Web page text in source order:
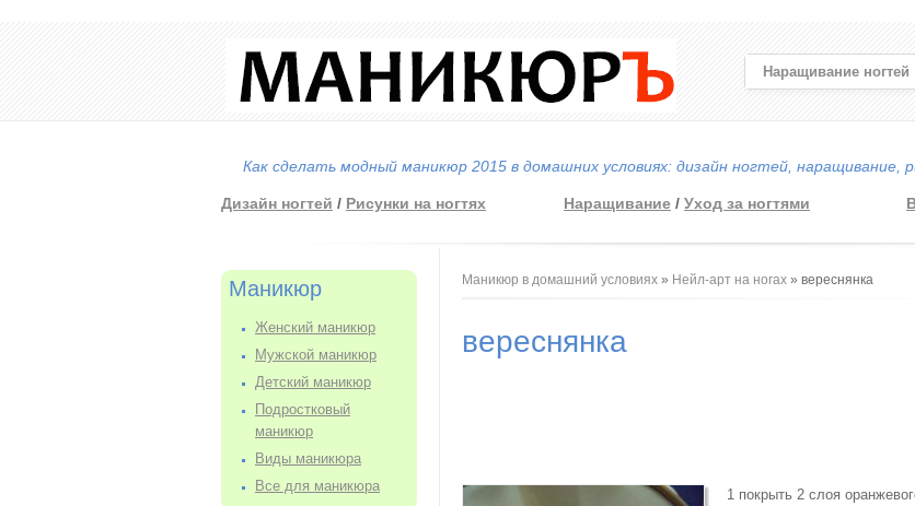
Как сделать модный маникюр 2015 в домашних условиях: дизайн ногтей, наращивание,
Наращивание ногтей
Дизайн ногтей / Рисунки на ногтях Наращивание /Уход за ногтями
Маникюр
Женский маникюр
Мужской маникюр
Детский маникюр
Подростковый
маникюр
Виды маникюра
Все для маникюра
Вы здесь
Маникюр в домашний условиях » Нейл-арт на ногах » вереснянка
вереснянка
1 покрыть 2 слоя